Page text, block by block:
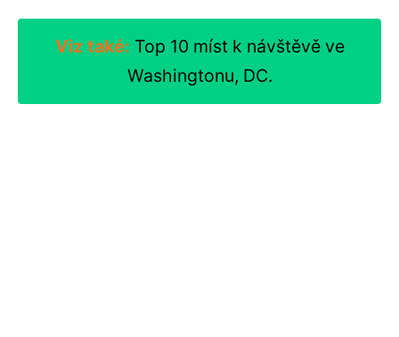
Viz také: Top 10 míst k návštěvě ve
Washingtonu, DC.